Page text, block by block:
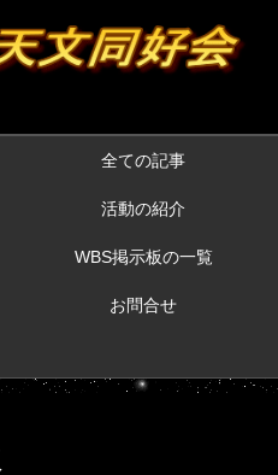
全ての記事
活動の紹介
WBS掲示板の一覧
お問合せ